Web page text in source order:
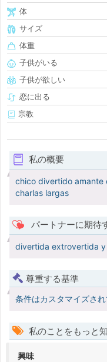
体
サイズ
体重
子供がいる
子供が欲しい
恋に出る
宗教
私の概要
chico divertido amante
charlas largas
パートナーに期待
divertida extrovertida
尊重する基準
条件はカスタマイズさ
私のことをもっと
興味